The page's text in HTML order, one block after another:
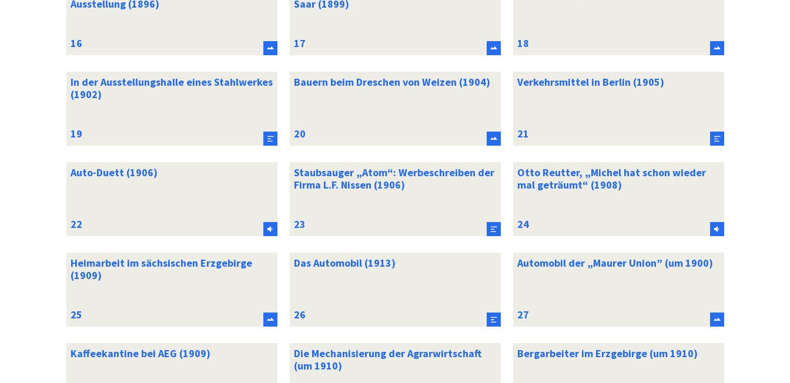
Ausstellung (1896)
Saar (1899)
In der Ausstellungshalle eines Stahlwerkes
(1902)
Bauern beim Dreschen von Weizen (1904) Verkehrsmittel in Berlin (1905)
Auto-Duett (1906)
Staubsauger „Atom“: Werbeschreiben der
Firma L.F. Nissen (1906)
Otto Reutter, „Michel hat schon wieder
mal geträumt“ (1908)
Heimarbeit im sächsischen Erzgebirge
(1909)
Das Automobil (1913) Automobil der „Maurer Union” (um 1900)
Kaffeekantine bei AEG (1909)
Die Mechanisierung der Agrarwirtschaft
(um 1910)
Bergarbeiter im Erzgebirge (um 1910)